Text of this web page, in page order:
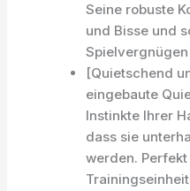
Seine robuste
und Bisse und
[Quietschend
eingebaute
Instinkte Ihrer
dass sie
werden.